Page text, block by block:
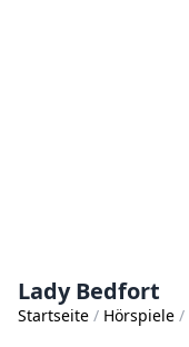
Lady Bedfort
Startseite Hörspiele